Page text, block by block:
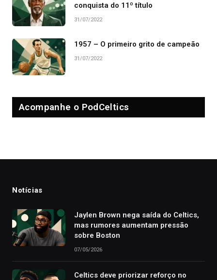
conquista do 11º título
31/07/2022
1957 – O primeiro grito de campeão
31/07/2022
Acompanhe o PodCeltics
Notícias
Jaylen Brown nega saída do Celtics,
mas rumores aumentam pressão
sobre Boston
07/05/2026
Celtics deve priorizar reforço no